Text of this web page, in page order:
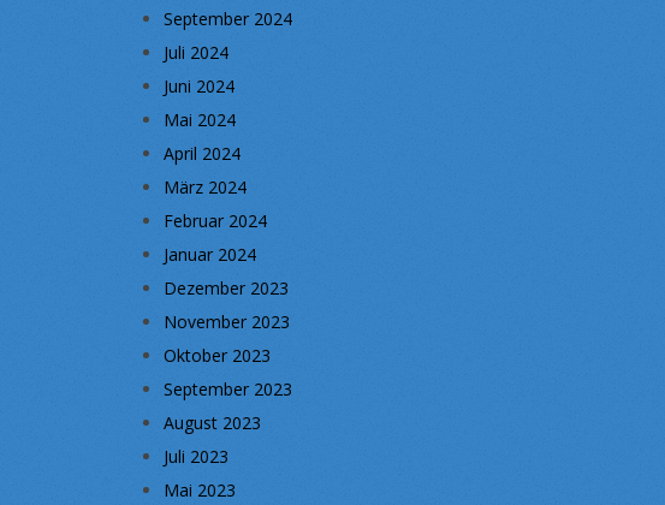
September 2024
Juli 2024
Juni 2024
Mai 2024
April 2024
März 2024
Februar 2024
Januar 2024
Dezember 2023
November 2023
Oktober 2023
September 2023
August 2023
Juli 2023
Mai 2023